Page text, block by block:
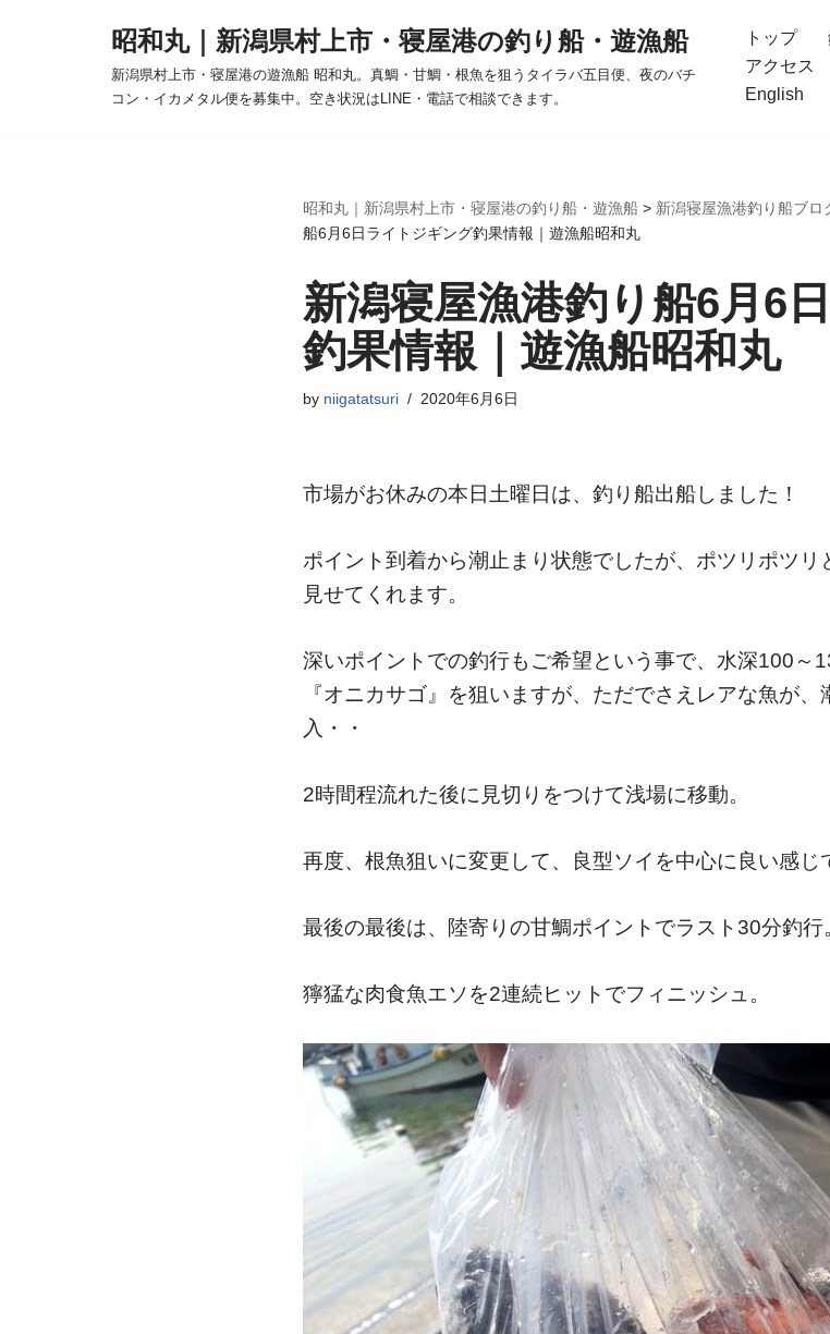
昭和丸｜新潟県村上市・寝屋港の釣り船・遊漁船
新潟県村上市・寝屋港の遊漁船 昭和丸。真鯛・甘鯛・根魚を狙うタイラバ五目便、夜のバチ
コン・イカメタル便を募集中。空き状況はLINE・電話で相談できます。
トップ
アクセス
English
昭和丸｜新潟県村上市・寝屋港の釣り船・遊漁船> 新潟寝屋漁港釣り船ブロ
船6月6日ライトジギング釣果情報｜遊漁船昭和丸
新潟寝屋漁港釣り船6月6
釣果情報｜遊漁船昭和丸
by niigatatsuri 2020年6月6日
市場がお休みの本日土曜日は、釣り船出船しました！
ポイント到着から潮止まり状態でしたが、ポツリポツ
見せてくれます。
深いポイントでの釣行もご希望という事で、水深100～
『オニカサゴ』を狙いますが、ただでさえレアな魚が
入・・
2時間程流れた後に見切りをつけて浅場に移動。
再度、根魚狙いに変更して、良型ソイを中心に良い感じ
最後の最後は、陸寄りの甘鯛ポイントでラスト30分釣行
獰猛な肉食魚エソを2連続ヒットでフィニッシュ。